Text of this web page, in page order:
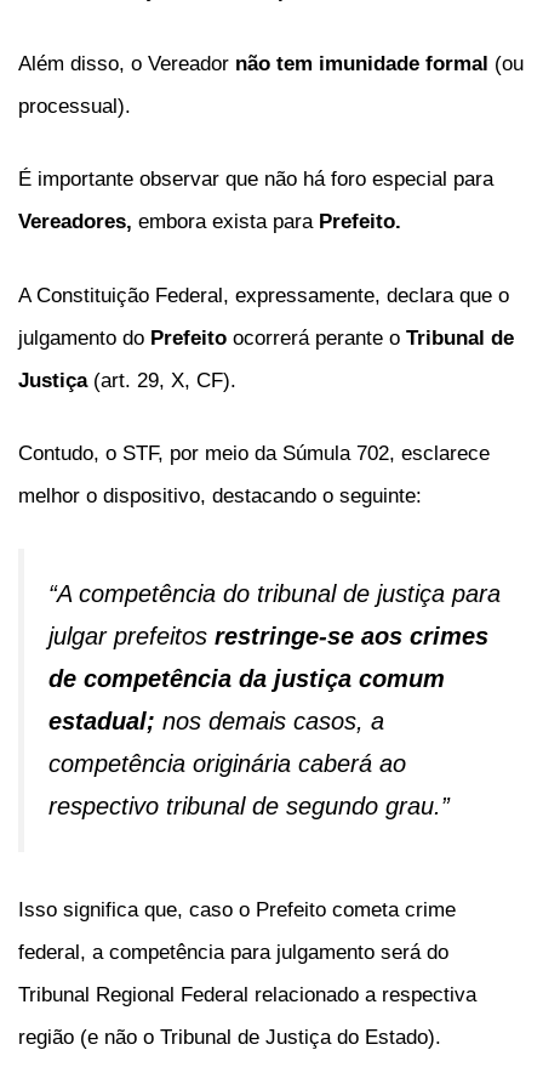
Além disso, o Vereador não tem imunidade formal (ou
processual).
É importante observar que não há foro especial para
Vereadores, embora exista para Prefeito.
A Constituição Federal, expressamente, declara que o
julgamento do Prefeito ocorrerá perante o Tribunal de
Justiça (art. 29, X, CF).
Contudo, o STF, por meio da Súmula 702, esclarece
melhor o dispositivo, destacando o seguinte:
“A competência do tribunal de justiça para
julgar prefeitos restringe-se aos crimes
de competência da justiça comum
estadual; nos demais casos, a
competência originária caberá ao
respectivo tribunal de segundo grau.”
Isso significa que, caso o Prefeito cometa crime
federal, a competência para julgamento será do
Tribunal Regional Federal relacionado a respectiva
região (e não o Tribunal de Justiça do Estado).